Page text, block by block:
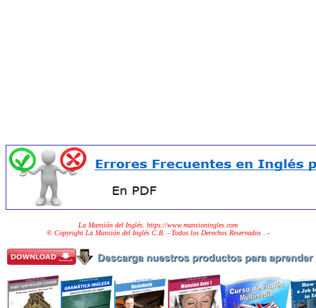
La Mansión del Inglés. https://www.mansioningles.com
© Copyright La Mansión del Inglés C.B. - Todos los Derechos Reservados
. -